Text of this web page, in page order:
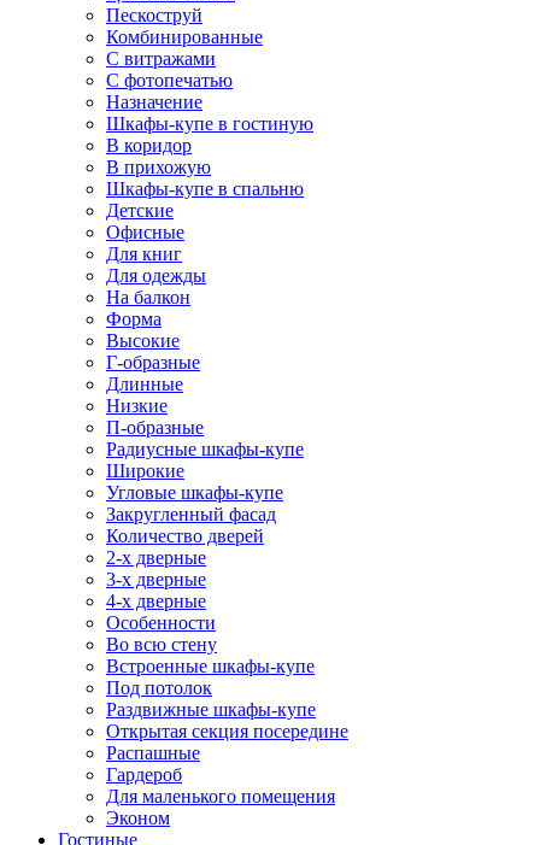
Пескоструй
Комбинированные
С витражами
С фотопечатью
Назначение
Шкафы-купе в гостиную
В коридор
В прихожую
Шкафы-купе в спальню
Детские
Офисные
Для книг
Для одежды
На балкон
Форма
Высокие
Г-образные
Длинные
Низкие
П-образные
Радиусные шкафы-купе
Широкие
Угловые шкафы-купе
Закругленный фасад
Количество дверей
2-х дверные
3-х дверные
4-х дверные
Особенности
Во всю стену
Встроенные шкафы-купе
Под потолок
Раздвижные шкафы-купе
Открытая секция посередине
Распашные
Гардероб
Для маленького помещения
Эконом
Гостиные